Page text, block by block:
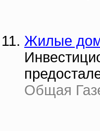
Жилые
Общая